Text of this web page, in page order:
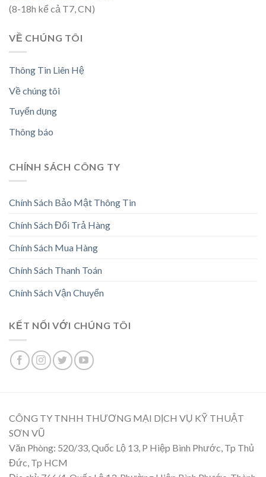
(8-18h kể cả T7, CN)
VỀ CHÚNG TÔI
Thông Tin Liên Hệ
Về chúng tôi
Tuyển dụng
Thông báo
CHÍNH SÁCH CÔNG TY
Chính Sách Bảo Mật Thông Tin
Chính Sách Đổi Trả Hàng
Chính Sách Mua Hàng
Chính Sách Thanh Toán
Chính Sách Vận Chuyển
KẾT NỐI VỚI CHÚNG TÔI
CÔNG TY TNHH THƯƠNG MẠI DỊCH VỤ KỸ THUẬT
SƠN VŨ
Văn Phòng: 520/33, Quốc Lộ 13, P Hiệp Bình Phước, Tp Thủ
Đức, Tp HCM